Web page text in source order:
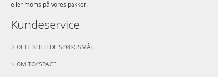
eller moms på vores pakker.
Kundeservice
OFTE STILLEDE SPØRGSMÅL
OM TOYSPACE